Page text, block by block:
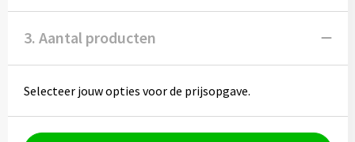
Paraplu's
Klassieke paraplu's
3. Aantal producten
Selecteer jouw opties voor de prijsopgave.